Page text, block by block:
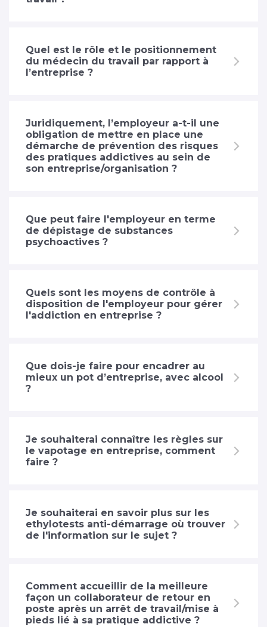
Quel est le rôle et le positionnement
du médecin du travail par rapport à
l’entreprise ?
Juridiquement, l’employeur a-t-il une
obligation de mettre en place une
démarche de prévention des risques
des pratiques addictives au sein de
son entreprise/organisation ?
Que peut faire l'employeur en terme
de dépistage de substances
psychoactives ?
Quels sont les moyens de contrôle à
disposition de l'employeur pour gérer
l'addiction en entreprise ?
Que dois-je faire pour encadrer au
mieux un pot d’entreprise, avec alcool
?
Je souhaiterai connaître les règles sur
le vapotage en entreprise, comment
faire ?
Je souhaiterai en savoir plus sur les
ethylotests anti-démarrage où trouver
de l'information sur le sujet ?
Comment accueillir de la meilleure
façon un collaborateur de retour en
poste après un arrêt de travail/mise à
pieds lié à sa pratique addictive ?